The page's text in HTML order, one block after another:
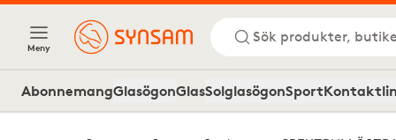
Meny
Sök produkter,
AbonnemangGlasögonGlasSolglasögonSport